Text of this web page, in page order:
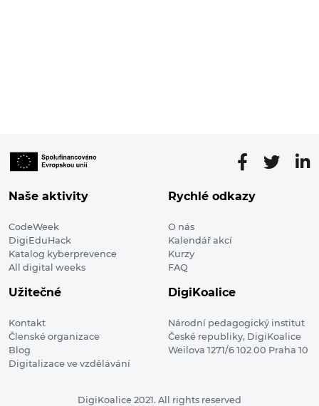
Naše aktivity
CodeWeek
DigiEduHack
Katalog kyberprevence
All digital weeks
Rychlé odkazy
O nás
Kalendář akcí
Kurzy
FAQ
Užitečné
Kontakt
Členské organizace
Blog
Digitalizace ve vzdělávání
DigiKoalice
Národní pedagogický institut
České republiky, DigiKoalice
Weilova 1271/6 102 00 Praha 10
DigiKoalice 2021. All rights reserved